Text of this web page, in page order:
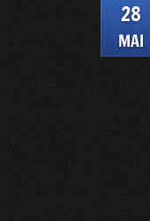
28
MAI